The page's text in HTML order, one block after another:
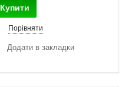
Купити
Порівняти
Додати в закладки